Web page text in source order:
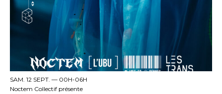
SAM. 12 SEPT. — 00H-06H
Noctem Collectif présente